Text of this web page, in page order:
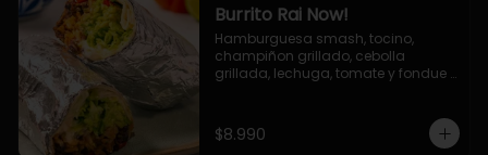
Burrito Rai Now!
Hamburguesa smash, tocino,
champiñon grillado, cebolla
grillada, lechuga, tomate y fondue
$8.990